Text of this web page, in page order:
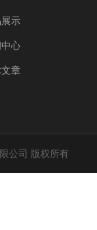
示
心
章
公司 版权所有